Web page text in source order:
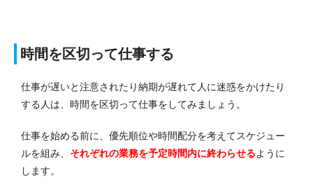
時間を区切って仕事する
仕事が遅いと注意されたり納期が遅れて人に迷惑をかけたり
する人は、時間を区切って仕事をしてみましょう。
仕事を始める前に、優先順位や時間配分を考えてスケジュー
ルを組み、 それぞれの業務を予定時間内に終わらせるように
します。